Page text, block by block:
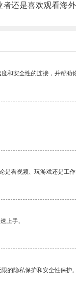
是喜欢观看海外
和安全性的连接，并帮助
是看视频、玩游戏还是工
上手。
的隐私保护和安全性保护